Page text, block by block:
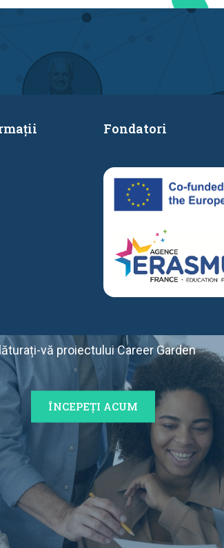
Fondatori
vă proiectului Career Garden
ÎNCEPEȚI ACUM